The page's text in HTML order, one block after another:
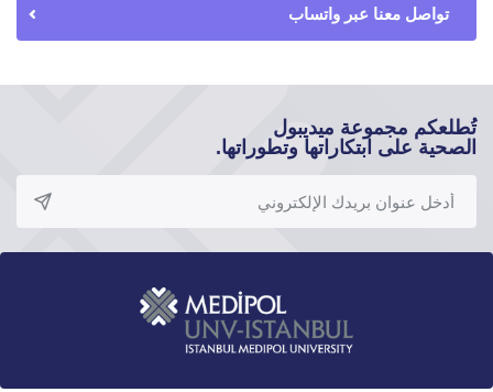
تواصل معنا عبر واتساب
تُطلعكم مجموعة ميديبول
الصحية على ابتكاراتها وتطوراتها.